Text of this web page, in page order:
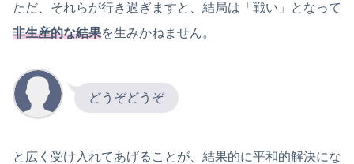
ただ、それらが行き過ぎますと、結局は「戦い」となって
非生産的な結果を生みかねません。
どうぞどうぞ
と広く受け入れてあげることが、結果的に平和的解決にな